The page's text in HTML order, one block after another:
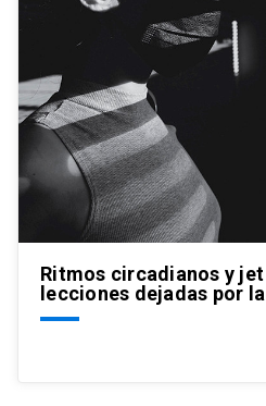
Ritmos circadianos y
lecciones dejadas por